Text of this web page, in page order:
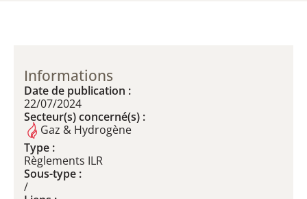
Informations
Date de publication :
22/07/2024
Secteur(s) concerné(s) :
Gaz & Hydrogène
Type :
Règlements ILR
Sous-type :
/